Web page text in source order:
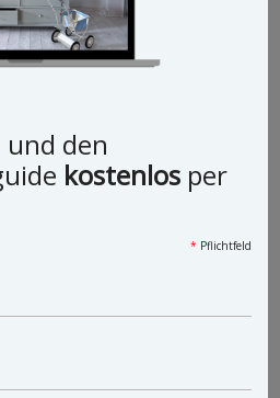
und den
kostenlos per
* Pflichtfeld